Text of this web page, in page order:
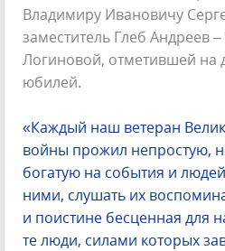
Владимиру Ивановичу
заместитель Глеб Андреев
Логиновой, отметившей на
юбилей.
«Каждый наш ветеран
войны прожил непростую,
богатую на события и
ними, слушать их
и поистине бесценная для
те люди, силами которых